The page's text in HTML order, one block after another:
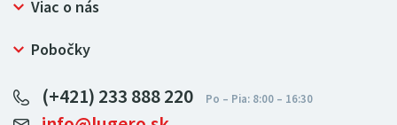
Ochrana osobných údajov
Viac o nás
Bezpečný nákup
Certifikát NATUR-PACK
Pre predajcov
Pobočky
LUGERO Nemecko
(+421) 233 888 220